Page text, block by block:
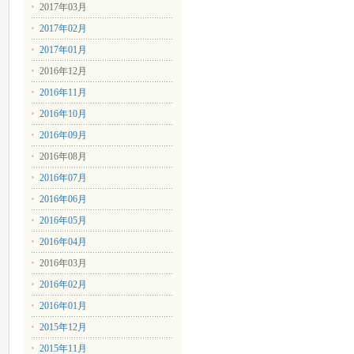
2017年03月
2017年02月
2017年01月
2016年12月
2016年11月
2016年10月
2016年09月
2016年08月
2016年07月
2016年06月
2016年05月
2016年04月
2016年03月
2016年02月
2016年01月
2015年12月
2015年11月